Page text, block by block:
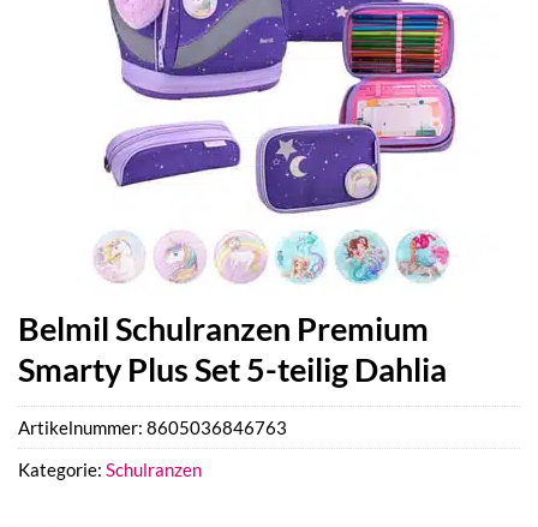
Belmil Schulranzen Premium
Smarty Plus Set 5-teilig Dahlia
Artikelnummer: 8605036846763
Kategorie: Schulranzen